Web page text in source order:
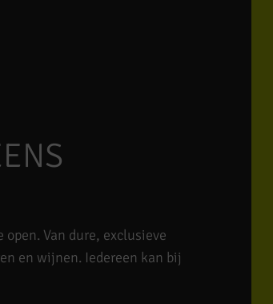
Van dure, exclusieve
en wijnen. Iedereen kan bij